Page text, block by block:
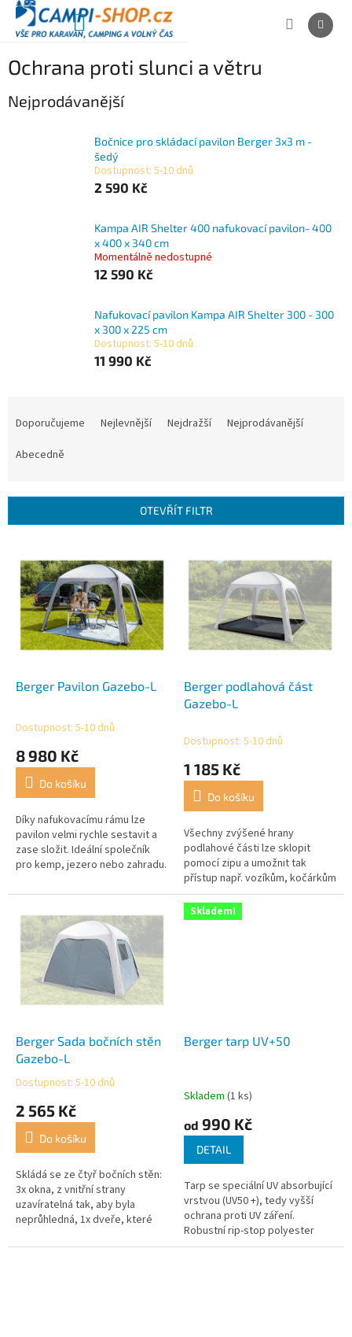
Přejít
obsah
NÁKUPNÍ
Ochrana proti slunci a větru
Nejprodávanější
Bočnice pro skládací pavilon Berger 3x3 m -
šedý
Dostupnost: 5-10 dnů
2 590 Kč
Kampa AIR Shelter 400 nafukovací pavilon- 400
x 400 x 340 cm
Momentálně nedostupné
12 590 Kč
Nafukovací pavilon Kampa AIR Shelter 300 - 300
x 300 x 225 cm
Dostupnost: 5-10 dnů
11 990 Kč
r
Doporučujeme Nejlevnější Nejdražší
Nejprodávanější
Abecedně
OTEVŘÍT FILTR
Berger Pavilon Gazebo-L
Průměrné
produktu
5,0
5
hvězdiček.
Dostupnost: 5-10 dnů
8 980 Kč
Do košíku
Díky nafukovacímu rámu lze
pavilon velmi rychle sestavit a
zase složit. Ideální společník
pro kemp, jezero nebo zahradu.
vaku (100% polyester) a...
Berger podlahová část
Gazebo-L
Dostupnost: 5-10 dnů
1 185 Kč
Do košíku
Všechny zvýšené hrany
podlahové části lze sklopit
pomocí zipu a umožnit tak
přístup např. vozíkům, kočárkům
nebo invalidních vozíkům.
Berger Sada bočních stěn
Gazebo-L
Průměrné
produktu
5,0
5
hvězdiček.
Dostupnost: 5-10 dnů
2 565 Kč
Do košíku
Skládá se ze čtyř bočních stěn:
3x okna, z vnitřní strany
uzavíratelná tak, aby byla
neprůhledná, 1x dveře, které
Skladem!
Berger tarp UV+50
Skladem (1 ks)
od 990 Kč
DETAIL
Tarp se speciální UV absorbující
vrstvou (UV50 +), tedy vyšší
ochrana proti UV záření.
Robustní rip-stop polyester
zaručuje delší životnost. Různé